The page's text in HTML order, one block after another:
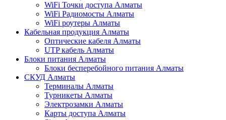
WiFi Точки доступа Алматы
WiFi Радиомосты Алматы
WiFi роутеры Алматы
Кабельная продукция Алматы
Оптические кабеля Алматы
UTP кабель Алматы
Блоки питания Алматы
Блоки бесперебойного питания Алматы
СКУД Алматы
Терминалы Алматы
Турникеты Алматы
Электрозамки Алматы
Карты доступа Алматы